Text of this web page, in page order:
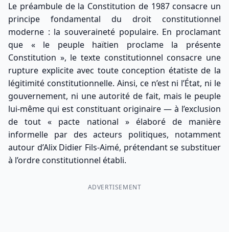
Le préambule de la Constitution de 1987 consacre un
principe fondamental du droit constitutionnel
moderne : la souveraineté populaire. En proclamant
que « le peuple haïtien proclame la présente
Constitution », le texte constitutionnel consacre une
rupture explicite avec toute conception étatiste de la
légitimité constitutionnelle. Ainsi, ce n’est ni l’État, ni le
gouvernement, ni une autorité de fait, mais le peuple
lui-même qui est constituant originaire — à l’exclusion
de tout « pacte national » élaboré de manière
informelle par des acteurs politiques, notamment
autour d’Alix Didier Fils-Aimé, prétendant se substituer
à l’ordre constitutionnel établi.
ADVERTISEMENT